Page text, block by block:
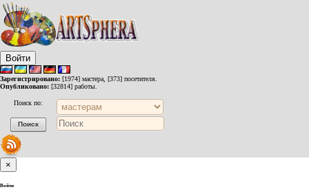
Войти
Зарегистрировано: [1974] мастера, [373] посетителя.
Опубликовано: [32814] работы.
Поиск по:
×
Войти